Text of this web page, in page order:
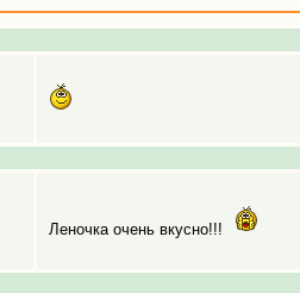
Леночка очень вкусно!!!